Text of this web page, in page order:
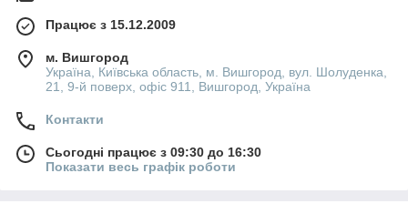
Працює з 15.12.2009
м. Вишгород
Україна, Київська область, м. Вишгород, вул. Шолуденка,
21, 9-й поверх, офіс 911, Вишгород, Україна
Контакти
Сьогодні працює з 09:30 до 16:30
Показати весь графік роботи